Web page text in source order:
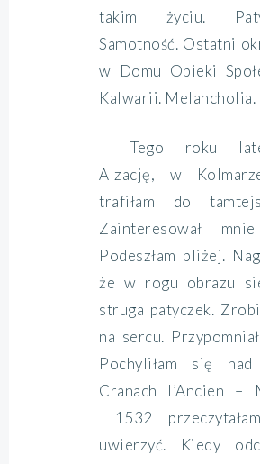
takim życiu.
Samotność. Ostatni
w Domu Opieki
Kalwarii. Melancholia.
Tego roku
Alzację, w
trafiłam do
Zainteresował
Podeszłam bliżej.
że w rogu obrazu
struga patyczek.
na sercu.
Pochyliłam się
Cranach l’Ancien –
1532
uwierzyć. Kiedy